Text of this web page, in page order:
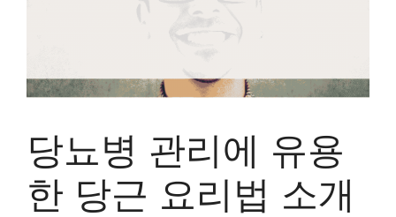
당뇨병 관리에 유용
한 당근 요리법 소개